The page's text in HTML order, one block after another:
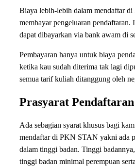
Biaya lebih-lebih dalam mendaftar
membayar pengeluaran pendaftaran.
dapat dibayarkan via bank awam di
Pembayaran hanya untuk biaya
ketika kau sudah diterima tak lagi
semua tarif kuliah ditanggung oleh
Prasyarat Pendaftaran
Ada sebagian syarat khusus bagi
mendaftar di PKN STAN yakni ada
dalam tinggi badan. Tinggi
tinggi badan minimal perempuan